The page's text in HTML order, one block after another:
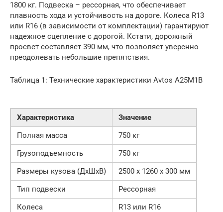
1800 кг. Подвеска – рессорная, что обеспечивает
плавность хода и устойчивость на дороге. Колеса R13
или R16 (в зависимости от комплектации) гарантируют
надежное сцепление с дорогой. Кстати, дорожный
просвет составляет 390 мм, что позволяет уверенно
преодолевать небольшие препятствия.
Таблица 1: Технические характеристики Avtos A25M1B
Характеристика
Значение
Полная масса
750 кг
Грузоподъемность
750 кг
Размеры кузова (ДхШхВ)
2500 x 1260 x 300 мм
Тип подвески
Рессорная
Колеса
R13 или R16